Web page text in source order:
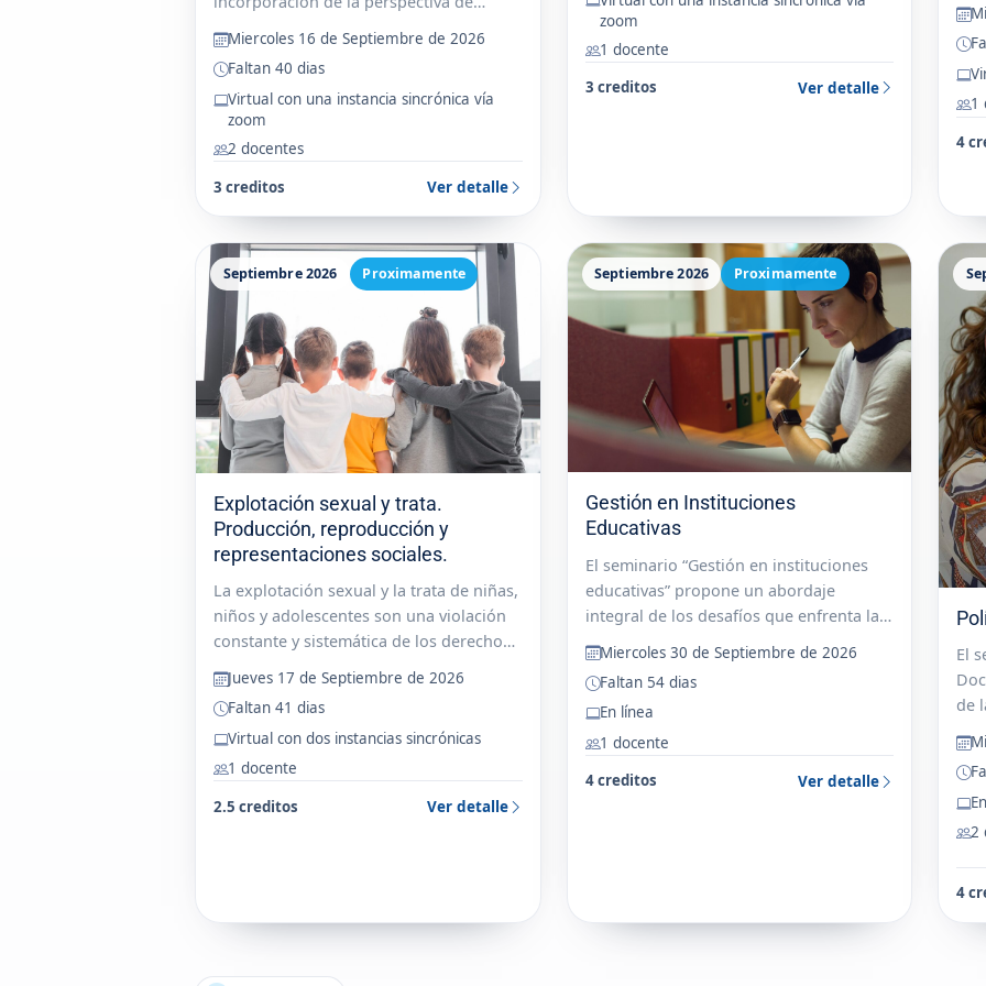
género e interseccionalidad en la
atención a la salud, en el marco de los
derechos humanos.
Miercoles 16 de Septiembre de 2026
Faltan 40 dias
Virtual con una instancia sincrónica vía
zoom
2 docentes
3 creditos
Ver detalle
zoom
1 docente
3 creditos
Ver detalle
1
4
Septiembre 2026 Proximamente
Explotación sexual y trata.
Producción, reproducción y
representaciones sociales.
La explotación sexual y la trata de niñas,
niños y adolescentes son una violación
constante y sistemática de los derechos
humanos, son construcciones sociales,
políticas, económicas, de género ,
generaciones que se expresan en...
Jueves 17 de Septiembre de 2026
Faltan 41 dias
Virtual con dos instancias sincrónicas
1 docente
2.5 creditos
Ver detalle
Septiembre 2026 Proximamente
Gestión en Instituciones
Educativas
El seminario “Gestión en instituciones
educativas” propone un abordaje
integral de los desafíos que enfrenta la
gestión escolar en el contexto
contemporáneo, poniendo en el centro
la dimensión pedagógica como eje
articulador de la...
Miercoles 30 de Septiembre de 2026
Faltan 54 dias
En línea
1 docente
4 creditos
Ver detalle
El
de
2
4